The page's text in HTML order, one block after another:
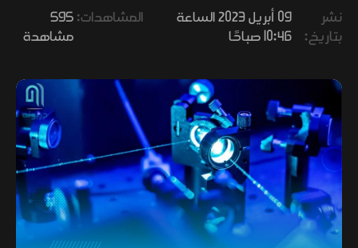
نشر
بتاريخ:
09 أبريل 2023 الساعة
10:46 صباحًا
المشاهدات:595
مشاهدة